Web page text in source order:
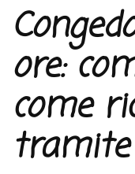
ore:
come